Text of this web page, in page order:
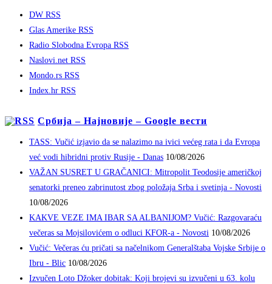
DW RSS
Glas Amerike RSS
Radio Slobodna Evropa RSS
Naslovi.net RSS
Mondo.rs RSS
Index.hr RSS
Србија – Најновије – Google вести
TASS: Vučić izjavio da se nalazimo na ivici većeg rata i da Evropa
već vodi hibridni protiv Rusije - Danas 10/08/2026
VAŽAN SUSRET U GRAČANICI: Mitropolit Teodosije američkoj
senatorki preneo zabrinutost zbog položaja Srba i svetinja - Novosti
10/08/2026
KAKVE VEZE IMA IBAR SA ALBANIJOM? Vučić: Razgovaraću
večeras sa Mojsilovićem o odluci KFOR-a - Novosti 10/08/2026
Vučić: Večeras ću pričati sa načelnikom Generalštaba Vojske Srbije o
Ibru - Blic 10/08/2026
Izvučen Loto Džoker dobitak: Koji brojevi su izvučeni u 63. kolu